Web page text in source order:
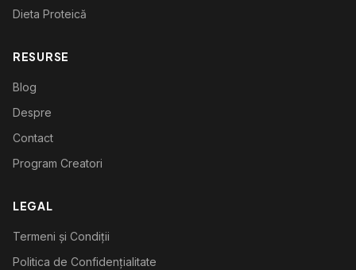
Dieta Proteică
RESURSE
Blog
Despre
Contact
Program Creatori
LEGAL
Termeni și Condiții
Politica de Confidențialitate